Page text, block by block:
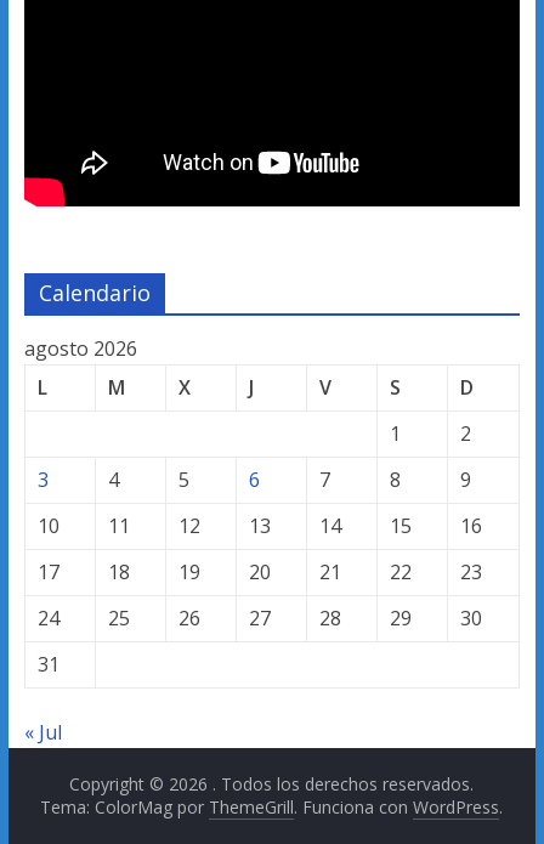
Calendario
agosto 2026
L
M X J V S
D
1
2
3
4 5 6 7 8
9
10
11 12 13 14 15
16
17
18 19 20 21 22
23
24
25 26 27 28 29
30
31
« Jul
Copyright © 2026 . Todos los derechos reservados.
Tema: ColorMag por ThemeGrill. Funciona conWordPress.